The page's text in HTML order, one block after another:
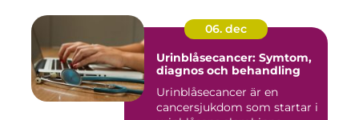
06. dec
Urinblåsecancer: Symtom,
diagnos och behandling
Urinblåsecancer är en
cancersjukdom som startar i